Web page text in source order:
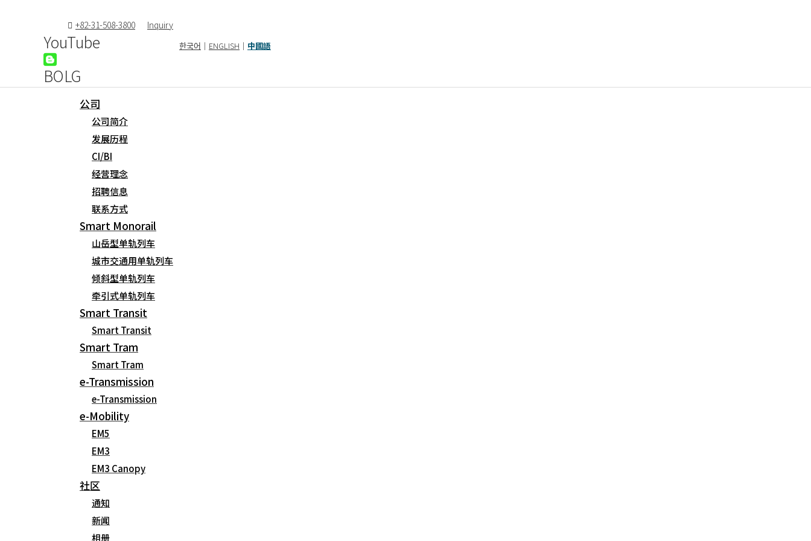
+82-31-508-3800 Inquiry
YouTube
BOLG
한국어 ｜ ENGLISH ｜ 中國語
公司
公司简介
发展历程
CI/BI
经营理念
招聘信息
联系方式
Smart Monorail
山岳型单轨列车
城市交通用单轨列车
倾斜型单轨列车
牵引式单轨列车
Smart Transit
Smart Transit
Smart Tram
Smart Tram
e-Transmission
e-Transmission
e-Mobility
EM5
EM3
EM3 Canopy
社区
通知
新闻
相册
邮箱地址不会被公开。必填项已用
Fill out this field
请输入正确的邮箱地址。
个人信息处理方针
Copyright (C) 2020 EMTC. All rights reserved.